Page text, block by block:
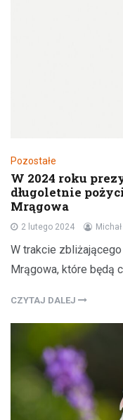
Pozostałe
W 2024 roku
długoletnie
Mrągowa
2 lutego 2024
W trakcie
Mrągowa, które będą
CZYTAJ DALEJ